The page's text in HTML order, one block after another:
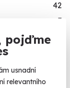
pojďme
usnadní
relevantního
42
3